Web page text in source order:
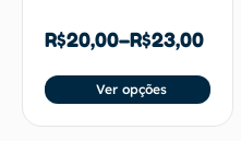
R$20,00–R$23,00
Ver opções